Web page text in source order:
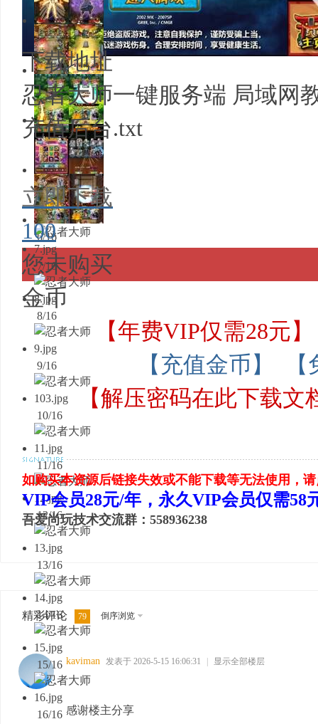
2/16
3/16
4/16
5/16
6/16
7/16
8/16
9/16
10/16
11/16
12/16
13/16
14/16
15/16
16/16
下载地址
忍者大师一键服务端 局域网
充值后台.txt
立即下载
100
您未购买
金币
【年费VIP仅需28元】
【充值金币】
【解压密码在此下载
如购买本资源后链接失效或不能下载等无法使用，
VIP会员28元/年，永久VIP会员仅需58
吾爱尚玩技术交流群：558936238
精彩评论 79 倒序浏览
kaviman 发表于 2026-5-15 16:06:31 显示全部楼层
感谢楼主分享